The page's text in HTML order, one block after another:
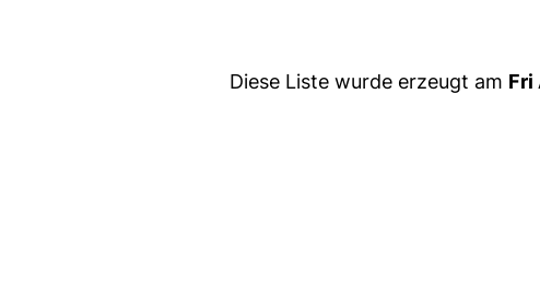
Diese Liste wurde erzeugt am Fri